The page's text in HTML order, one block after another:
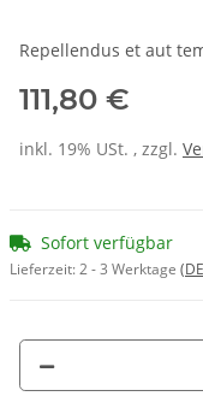
Repellendus et aut
111,80 €
inkl. 19% USt. , zzgl.
Sofort verfügbar
Lieferzeit:2 - 3 Werktage